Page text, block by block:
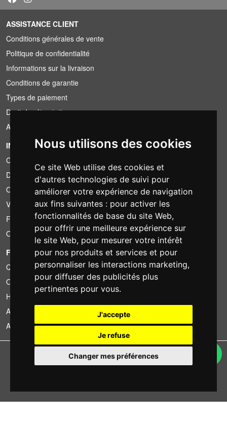
Nous utilisons des cookies
Ce site Web utilise des cookies et
d'autres technologies de suivi pour
améliorer votre expérience de navigation
aux fins suivantes : pour activer les
fonctionnalités de base du site Web,
pour offrir une meilleure expérience sur
le site Web, pour mesurer votre intérêt
pour nos produits et services et pour
personnaliser les interactions marketing,
pour diffuser des publicités plus
pertinentes pour vous.
J'accepte
Je refuse
Changer mes préférences
ASSISTANCE CLIENT
Conditions générales de vente
Politique de confidentialité
Informations sur la livraison
Conditions de garantie
Types de paiement
Droit de rétractation
Application de la TVA
INFORMATION
Conditions de location
Devis
Offre groupée
Vous avez trouvé moins cher?
Financement
Occasion
FOTOCOLOMBO.IT
Qui sommes-nous
Où nous trouver
Horaires d'ouverture
Avis sur Trovaprezzi
Avis sur Google
Copyright © Fotocolombo Srl - Viale Verdi 95 - 23807 Merate (LC) - P. Iva
03298370135 - SDI: M5UXCR1